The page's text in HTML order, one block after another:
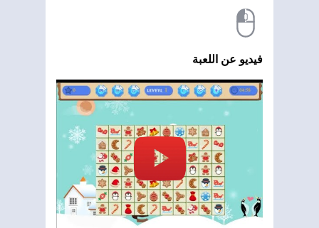
فيديو عن اللعبة